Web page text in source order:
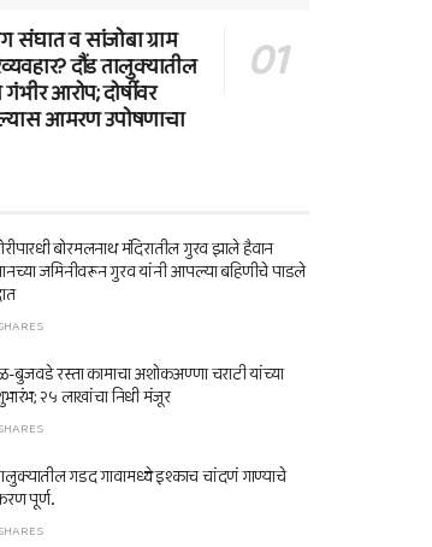
संघात व सांजोबा ग्राम
दौंड तालुक्यातील
आरोप; दोषींवर
आमरण उपोषणाचा
बोरमलनाथ मंदिरातील गुरव झाले हैवान
जमिनीवरून गुरव यांनी आपल्या बहिणीचे पाडले
बुजवडे रस्ता कामाचा अशोकअण्णा चराटी यांच्या
२५ लाखांचा निधी मंजूर
गडद गावामध्ये इश्काच चांदणं गाण्याचे
पूर्ण..